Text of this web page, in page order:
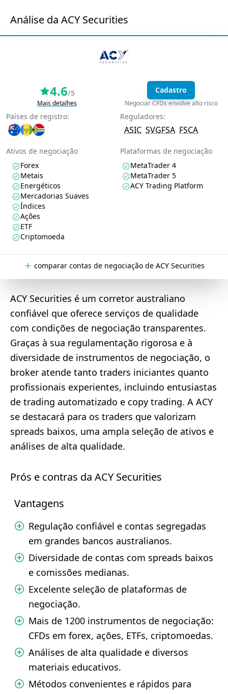
Análise da ACY Securities
4.6/5
Mais detalhes
Cadastro
Negociar CFDs envolve alto risco
Países de registro: Reguladores:
ASIC SVGFSA FSCA
Ativos de negociação
Forex
Metais
Energéticos
Mercadorias Suaves
Índices
Ações
ETF
Criptomoeda
Plataformas de negociação
MetaTrader 4
MetaTrader 5
ACY Trading Platform
comparar contas de negociação de ACY Securities
ACY Securities é um corretor australiano
confiável que oferece serviços de qualidade
com condições de negociação transparentes.
Graças à sua regulamentação rigorosa e à
diversidade de instrumentos de negociação, o
broker atende tanto traders iniciantes quanto
profissionais experientes, incluindo entusiastas
de trading automatizado e copy trading. A ACY
se destacará para os traders que valorizam
spreads baixos, uma ampla seleção de ativos e
análises de alta qualidade.
Prós e contras da ACY Securities
Vantagens
Regulação confiável e contas segregadas
em grandes bancos australianos.
Diversidade de contas com spreads baixos
e comissões medianas.
Excelente seleção de plataformas de
negociação.
Mais de 1200 instrumentos de negociação:
CFDs em forex, ações, ETFs, criptomoedas.
Análises de alta qualidade e diversos
materiais educativos.
Métodos convenientes e rápidos para